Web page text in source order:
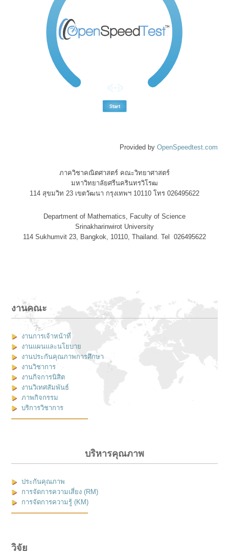
Provided by OpenSpeedtest.com
ภาควิชาคณิตศาสตร์ คณะวิทยาศาสตร์
มหาวิทยาลัยศรีนครินทรวิโรฒ
114 สุขมวิท 23 เขตวัฒนา กรุงเทพฯ 10110 โทร 026495622
Department of Mathematics, Faculty of Science
Srinakharinwirot University
114 Sukhumvit 23, Bangkok, 10110, Thailand. Tel 026495622
งานคณะ
งานการเจ้าหน้าที่
งานแผนและนโยบาย
งานประกันคุณภาพการศึกษา
งานวิชาการ
งานกิจการนิสิต
งานวิเทศสัมพันธ์
ภาพกิจกรรม
บริการวิชาการ
บริหารคุณภาพ
ประกันคุณภาพ
การจัดการความเสี่ยง (RM)
การจัดการความรู้ (KM)
วิจัย